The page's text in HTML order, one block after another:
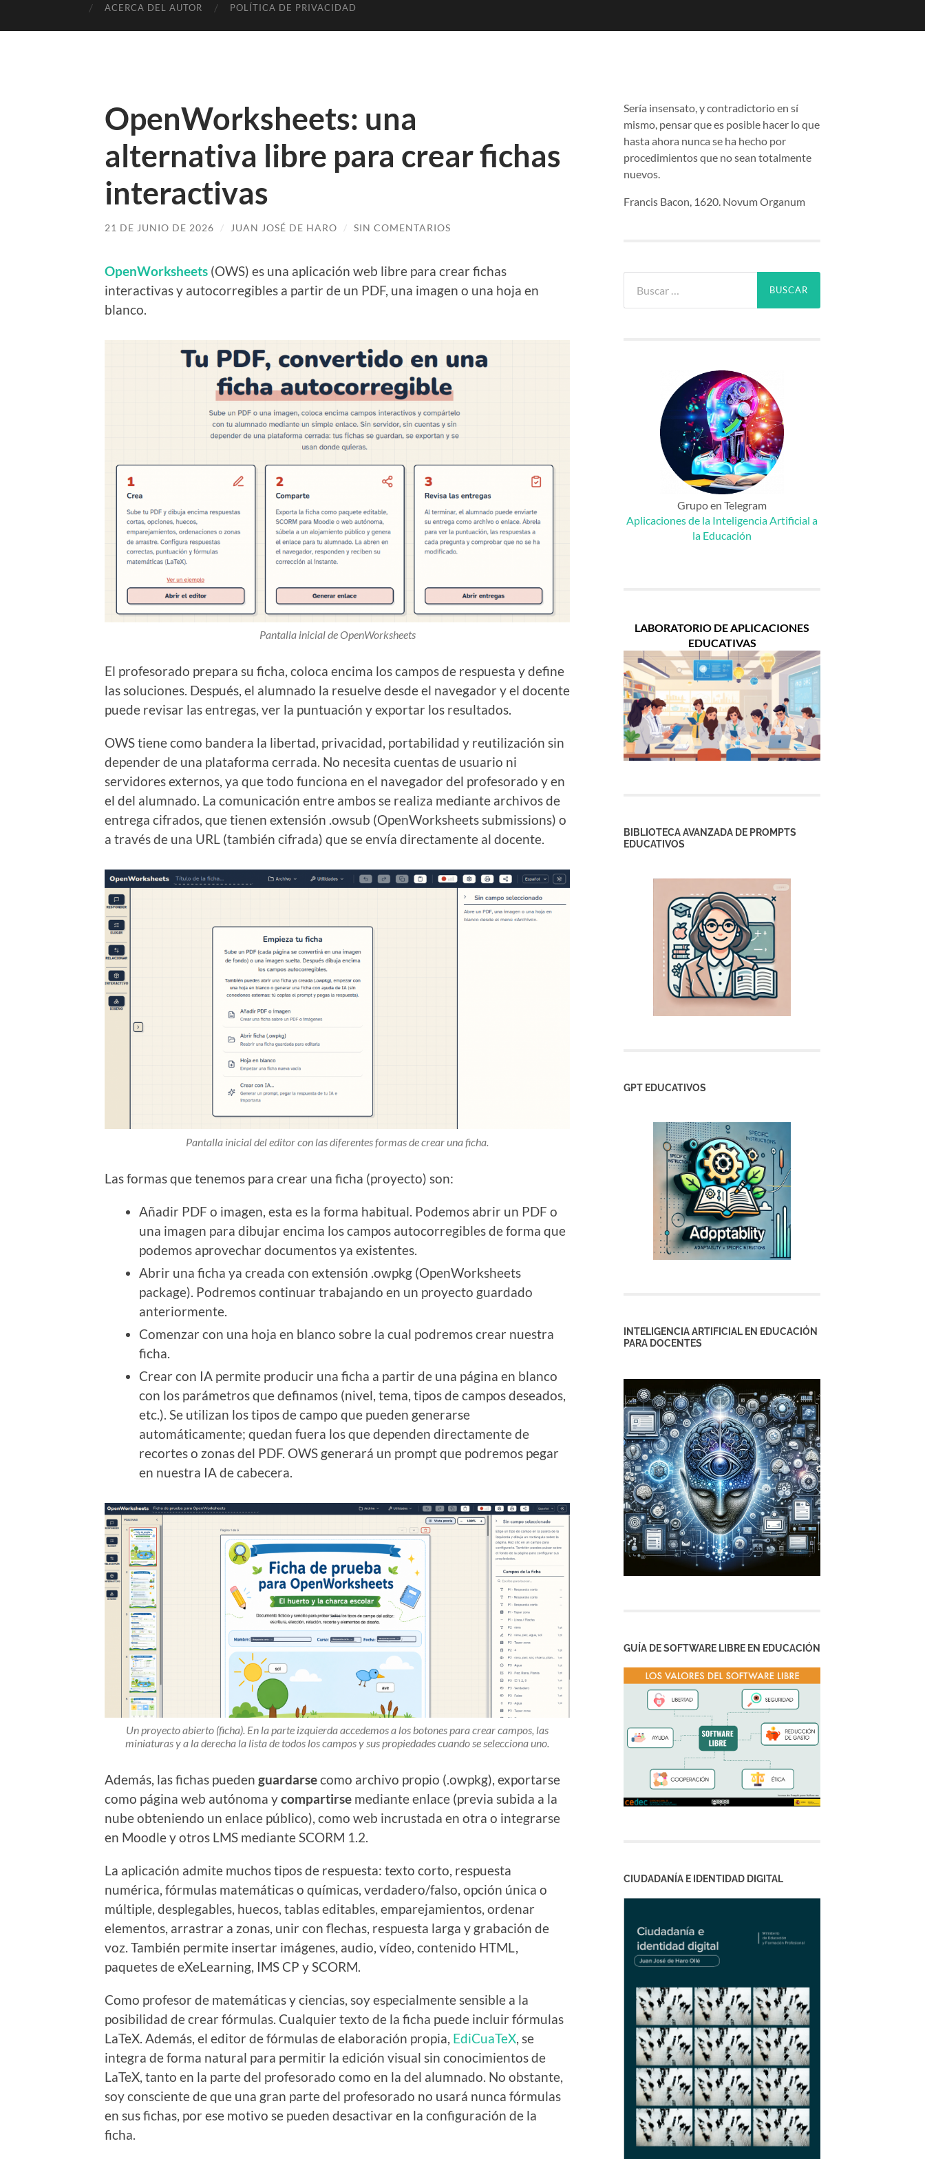
ACERCA DEL AUTOR POLÍTICA DE PRIVACIDAD
OpenWorksheets: una
alternativa libre para crear fichas
interactivas
21 DE JUNIO DE 2026 / JUAN JOSÉ DE HARO / SIN COMENTARIOS
OpenWorksheets (OWS) es una aplicación web libre para crear fichas
interactivas y autocorregibles a partir de un PDF, una imagen o una hoja en
blanco.
Pantalla inicial de OpenWorksheets
El profesorado prepara su ficha, coloca encima los campos de respuesta y define
las soluciones. Después, el alumnado la resuelve desde el navegador y el docente
puede revisar las entregas, ver la puntuación y exportar los resultados.
OWS tiene como bandera la libertad, privacidad, portabilidad y reutilización sin
depender de una plataforma cerrada. No necesita cuentas de usuario ni
servidores externos, ya que todo funciona en el navegador del profesorado y en
el del alumnado. La comunicación entre ambos se realiza mediante archivos de
entrega cifrados, que tienen extensión .owsub (OpenWorksheets submissions) o
a través de una URL (también cifrada) que se envía directamente al docente.
Pantalla inicial del editor con las diferentes formas de crear una ficha.
Las formas que tenemos para crear una ficha (proyecto) son:
Añadir PDF o imagen, esta es la forma habitual. Podemos abrir un PDF o
una imagen para dibujar encima los campos autocorregibles de forma que
podemos aprovechar documentos ya existentes.
Abrir una ficha ya creada con extensión .owpkg (OpenWorksheets
package). Podremos continuar trabajando en un proyecto guardado
anteriormente.
Comenzar con una hoja en blanco sobre la cual podremos crear nuestra
ficha.
Crear con IA permite producir una ficha a partir de una página en blanco
con los parámetros que definamos (nivel, tema, tipos de campos deseados,
etc.). Se utilizan los tipos de campo que pueden generarse
automáticamente; quedan fuera los que dependen directamente de
recortes o zonas del PDF. OWS generará un prompt que podremos pegar
en nuestra IA de cabecera.
Un proyecto abierto (ficha). En la parte izquierda accedemos a los botones para crear campos, las
miniaturas y a la derecha la lista de todos los campos y sus propiedades cuando se selecciona uno.
Además, las fichas pueden guardarsecomo archivo propio (.owpkg), exportarse
como página web autónoma ycompartirse mediante enlace (previa subida a la
nube obteniendo un enlace público), como web incrustada en otra o integrarse
en Moodle y otros LMS mediante SCORM 1.2.
La aplicación admite muchos tipos de respuesta: texto corto, respuesta
numérica, fórmulas matemáticas o químicas, verdadero/falso, opción única o
múltiple, desplegables, huecos, tablas editables, emparejamientos, ordenar
elementos, arrastrar a zonas, unir con flechas, respuesta larga y grabación de
voz. También permite insertar imágenes, audio, vídeo, contenido HTML,
paquetes de eXeLearning, IMS CP y SCORM.
Como profesor de matemáticas y ciencias, soy especialmente sensible a la
posibilidad de crear fórmulas. Cualquier texto de la ficha puede incluir fórmulas
LaTeX. Además, el editor de fórmulas de elaboración propia, EdiCuaTeX, se
integra de forma natural para permitir la edición visual sin conocimientos de
LaTeX, tanto en la parte del profesorado como en la del alumnado. No obstante,
soy consciente de que una gran parte del profesorado no usará nunca fórmulas
en sus fichas, por ese motivo se pueden desactivar en la configuración de la
ficha.
Sería insensato, y contradictorio en sí
mismo, pensar que es posible hacer lo que
hasta ahora nunca se ha hecho por
procedimientos que no sean totalmente
nuevos.
Francis Bacon, 1620. Novum Organum
Grupo en Telegram
Aplicaciones de la Inteligencia Artificial a
la Educación
LABORATORIO DE APLICACIONES
EDUCATIVAS
BIBLIOTECA AVANZADA DE PROMPTS
EDUCATIVOS
GPT EDUCATIVOS
INTELIGENCIA ARTIFICIAL EN EDUCACIÓN
PARA DOCENTES
GUÍA DE SOFTWARE LIBRE EN EDUCACIÓN
CIUDADANÍA E IDENTIDAD DIGITAL